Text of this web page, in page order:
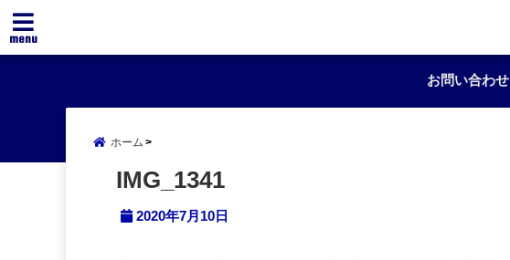
menu
お問い合わせ
ホーム
IMG_1341
2020年7月10日